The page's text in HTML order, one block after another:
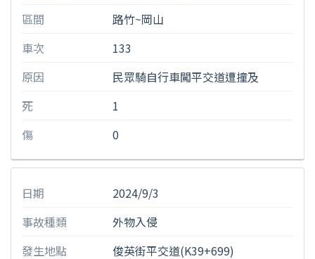
區間
路竹~岡山
車次
133
原因
民眾騎自行車闖平交道遭撞及
死
1
傷
0
日期
2024/9/3
事故種類
外物入侵
發生地點
俊英街平交道(K39+699)